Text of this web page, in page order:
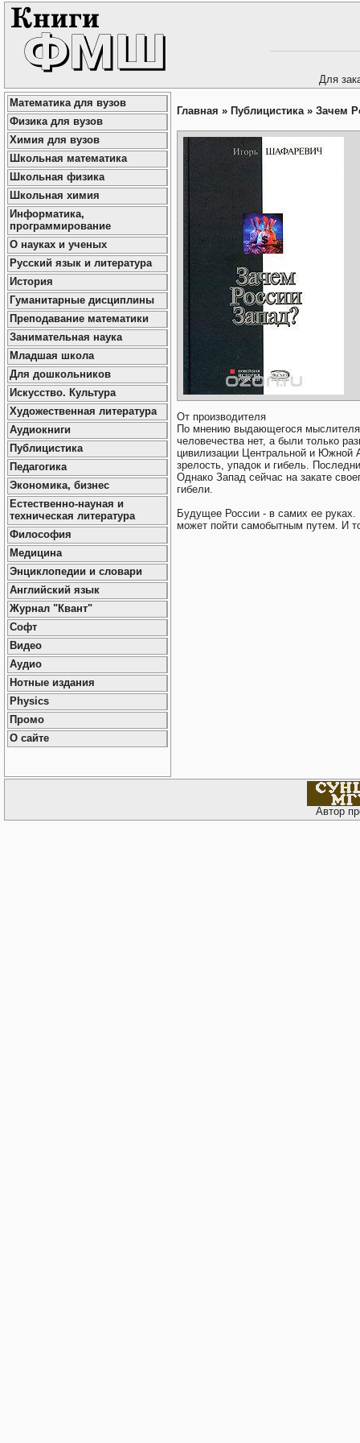
Для
Математика для вузов
Физика для вузов
Химия для вузов
Школьная математика
Школьная физика
Школьная химия
Информатика,
программирование
О науках и ученых
Русский язык и литература
История
Гуманитарные дисциплины
Преподавание математики
Занимательная наука
Младшая школа
Для дошкольников
Искусство. Культура
Художественная литература
Аудиокниги
Публицистика
Педагогика
Экономика, бизнес
Естественно-науная и
техническая литература
Философия
Медицина
Энциклопедии и словари
Английский язык
Журнал "Квант"
Софт
Видео
Аудио
Нотные издания
Physics
Промо
О сайте
Главная » Публицистика » Зачем
От производителя
По мнению выдающегося
человечества нет, а были только
цивилизации Центральной и Южной
зрелость, упадок и гибель.
Однако Запад сейчас на закате
гибели.
Будущее России - в самих ее руках.
может пойти самобытным путем. И
Автор